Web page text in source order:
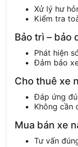
Xử lý hư
Kiểm tra
Bảo trì – bảo
Phát hiện
Đảm bảo
Cho thuê xe
Đáp ứng
Không cần
Mua bán xe
Tư vấn